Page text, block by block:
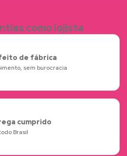
como lojista
de fábrica
sem burocracia
cumprido
Brasil